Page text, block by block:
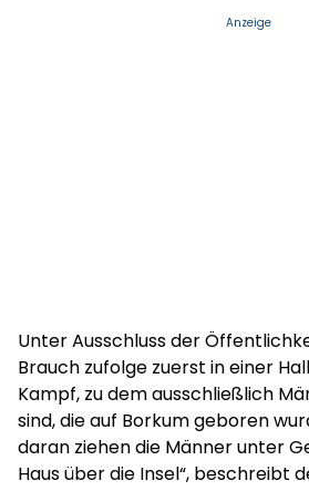
Anzeige
Unter Ausschluss der
Brauch zufolge zuerst in einer
Kampf, zu dem ausschließlich
sind, die auf Borkum geboren
daran ziehen die Männer unter
Haus über die Insel“, beschreibt